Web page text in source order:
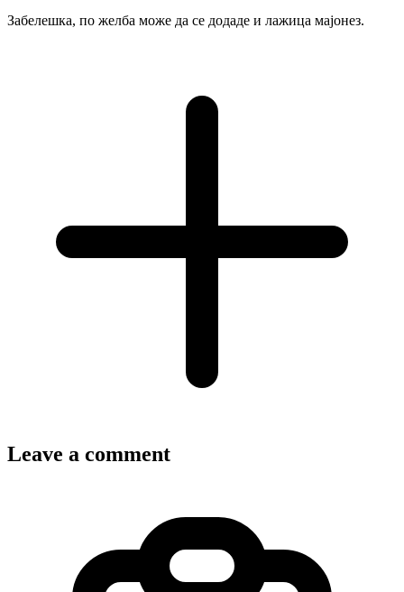
Забелешка, по желба може да се додаде и лажица мајонез.
Leave a comment